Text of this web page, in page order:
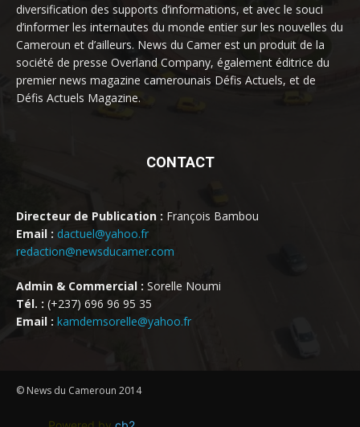
diversification des supports d’informations, et avec le souci
d’informer les internautes du monde entier sur les nouvelles du
Cameroun et d’ailleurs. News du Camer est un produit de la
société de presse Overland Company, également éditrice du
premier news magazine camerounais Défis Actuels, et de
Défis Actuels Magazine.
CONTACT
Directeur de Publication : François Bambou
Email : dactuel@yahoo.fr
redaction@newsducamer.com
Admin & Commercial : Sorelle Noumi
Tél. : (+237) 696 96 95 35
Email : kamdemsorelle@yahoo.fr
© News du Cameroun 2014